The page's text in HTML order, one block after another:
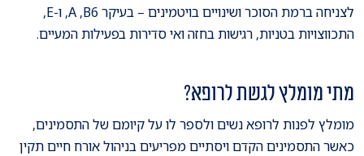
לצניחה ברמת הסוכר ושינויים בויטמינים – בעיקר A ,B6, ו-E,
התכווצויות בטניות, רגישות בחזה ואי סדירות בפעילות המעיים.
מתי מומלץ לגשת לרופא?
מומלץ לפנות לרופא נשים ולספר לו על קיומם של התסמינים,
כאשר התסמינים הקדם ויסתיים מפריעים בניהול אורח חיים תקין